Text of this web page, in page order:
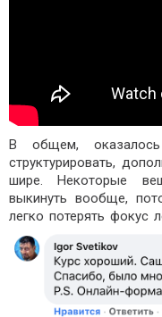
В общем,
структурировать,
шире. Некоторые
выкинуть вообще,
легко потерять фокус